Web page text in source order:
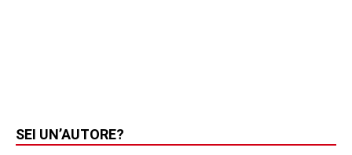
SEI UN’AUTORE?